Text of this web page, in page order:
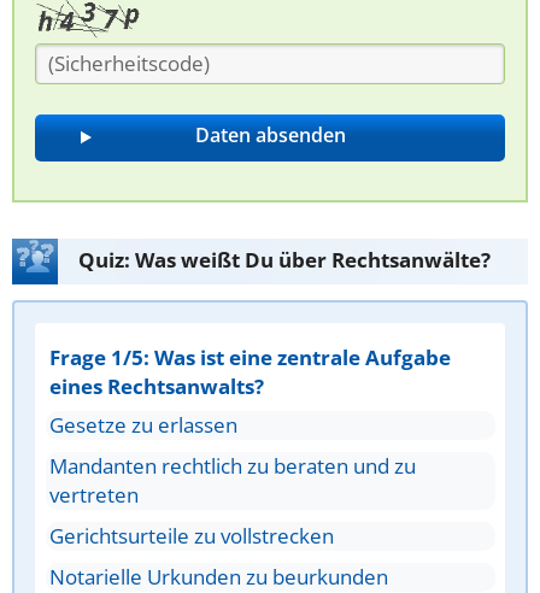
Quiz: Was weißt Du über Rechtsanwälte?
Frage 1/5: Was ist eine zentrale Aufgabe
eines Rechtsanwalts?
Gesetze zu erlassen
Mandanten rechtlich zu beraten und zu
vertreten
Gerichtsurteile zu vollstrecken
Notarielle Urkunden zu beurkunden